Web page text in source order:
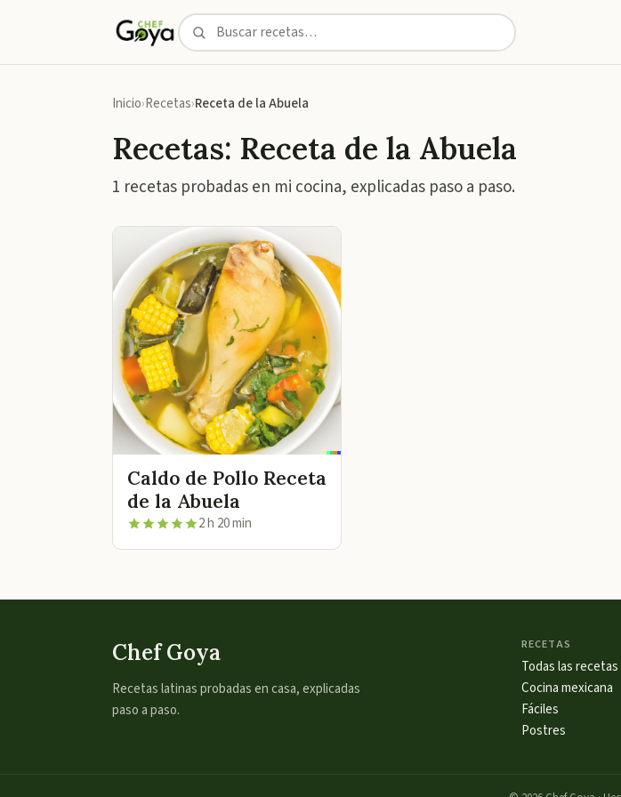
Inicio Recetas Receta de la Abuela
Recetas: Receta de la Abuela
1 recetas probadas en mi cocina, explicadas paso a paso.
Caldo de Pollo Receta
de la Abuela
2 h 20 min
Chef Goya
Recetas latinas probadas en casa, explicadas
paso a paso.
RECETAS
Todas las recetas
Cocina mexicana
Fáciles
Postres